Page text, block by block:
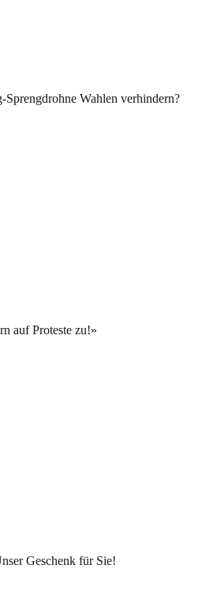
Wahlen verhindern?
auf Proteste zu!»
Geschenk für Sie!